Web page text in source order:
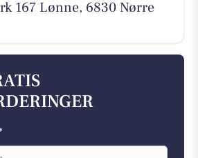
167 Lønne, 6830 Nørre